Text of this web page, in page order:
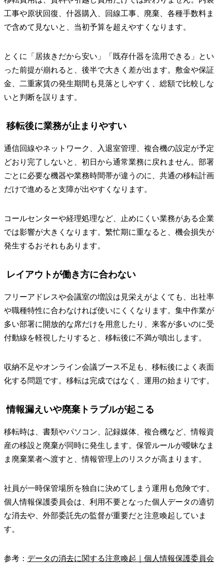
工事や原状回復、什器購入、回線工事、廃棄、各種手数料ま
で含めて見ないと、当初予算を超えやすくなります。
とくに「居抜きだから安い」「既存什器を流用できる」とい
った前提が崩れると、後半で大きく差が出ます。敷金や保証
金、二重家賃の発生期間も見落としやすく、総額で比較しな
いと判断を誤ります。
移転後に業務が止まりやすい
通信回線やネットワーク、入退室管理、複合機の設定が予定
どおり完了しないと、初日から通常業務に戻れません。部署
ごとに必要な機器や業務時間帯が違うのに、共通の移転計画
だけで進めると支障が出やすくなります。
コールセンターや経理処理など、止めにくい業務がある企業
では影響が大きくなります。繁忙期に重なると、機会損失が
発生するおそれもあります。
レイアウトが働き方に合わない
フリーアドレスや会議室の増設は見栄えがよくても、出社率
や職種特性に合わなければ使いにくくなります。集中作業が
多い部署に開放的な席だけを用意したり、来客が多いのに受
付動線を軽視したりすると、移転後に不満が噴出します。
収納不足やオンライン会議ブース不足も、移転後によく表面
化する問題です。移転は完成ではなく、運用の始まりです。
情報漏えいや廃棄トラブルが起こる
移転時は、書類やパソコン、記録媒体、複合機など、情報資
産の移設と廃棄が同時に発生します。保管ルールが曖昧なま
ま廃棄業者へ渡すと、情報管理上のリスクが高まります。
社員が一時保管場所を独自に決めてしまう運用も危険です。
個人情報保護委員会は、利用不要となった個人データの適切
な消去や、外部委託先の監督が重要だと注意喚起していま
す。
参考： データの消去に関する注意喚起｜個人情報保護委員会